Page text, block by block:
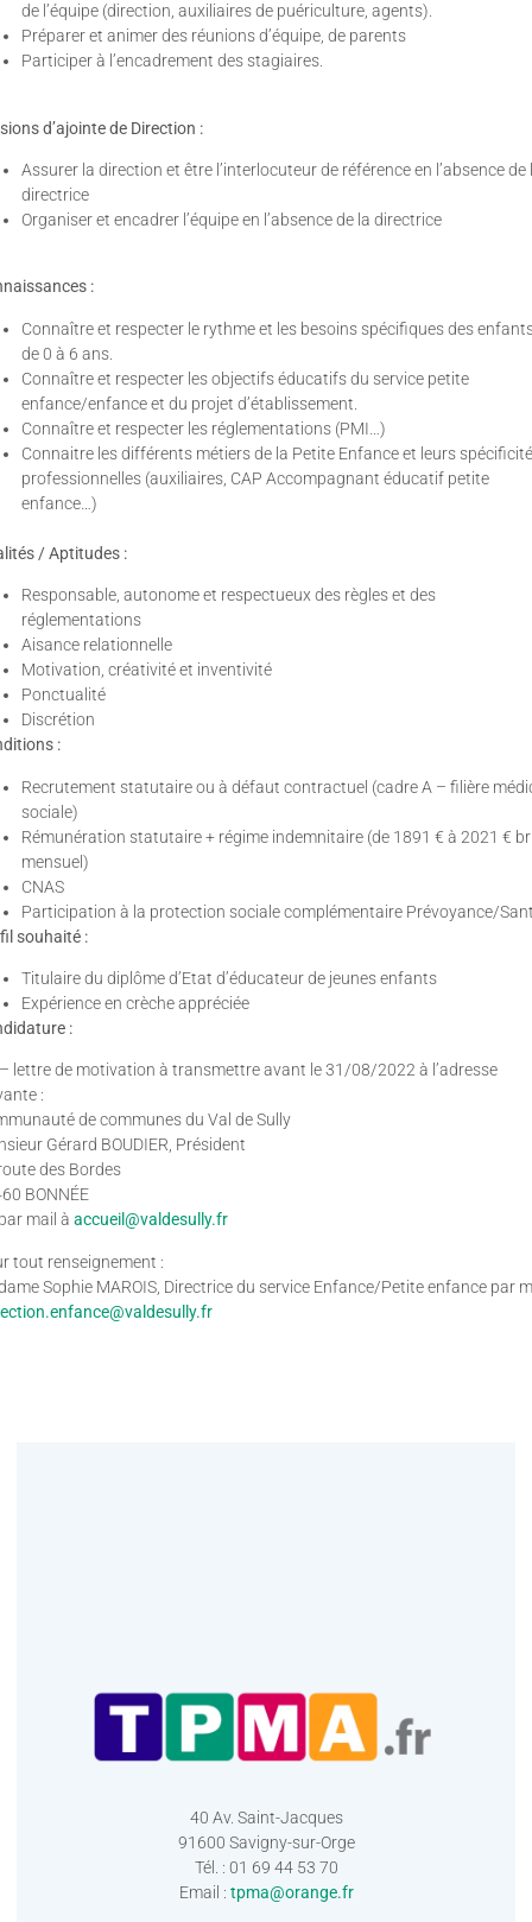
de l’équipe (direction, auxiliaires de puériculture, agents).
Préparer et animer des réunions d’équipe, de parents
Participer à l’encadrement des stagiaires.
d’ajointe de Direction :
Assurer la direction et être l’interlocuteur de référence en l’absence de
directrice
Organiser et encadrer l’équipe en l’absence de la directrice
:
Connaître et respecter le rythme et les besoins spécifiques des
de 0 à 6 ans.
Connaître et respecter les objectifs éducatifs du service petite
enfance/enfance et du projet d’établissement.
Connaître et respecter les réglementations (PMI…)
Connaitre les différents métiers de la Petite Enfance et leurs
professionnelles (auxiliaires, CAP Accompagnant éducatif petite
enfance…)
/ Aptitudes :
Responsable, autonome et respectueux des règles et des
réglementations
Aisance relationnelle
Motivation, créativité et inventivité
Ponctualité
Discrétion
:
Recrutement statutaire ou à défaut contractuel (cadre A – filière
sociale)
Rémunération statutaire + régime indemnitaire (de 1891 € à 2021 €
mensuel)
CNAS
Participation à la protection sociale complémentaire Prévoyance/
souhaité :
Titulaire du diplôme d’Etat d’éducateur de jeunes enfants
Expérience en crèche appréciée
:
lettre de motivation à transmettre avant le 31/08/2022 à l’adresse
:
de communes du Val de Sully
Gérard BOUDIER, Président
des Bordes
BONNÉE
mail à accueil@valdesully.fr
tout renseignement :
Sophie MAROIS, Directrice du service Enfance/Petite enfance par
40 Av. Saint-Jacques
91600 Savigny-sur-Orge
Tél. : 01 69 44 53 70
Email : tpma@orange.fr